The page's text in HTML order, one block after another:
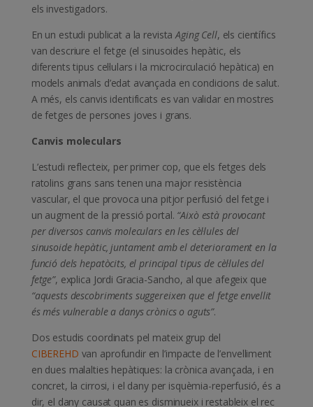
els investigadors.
En un estudi publicat a la revistaAging Cell, els científics
van descriure el fetge (el sinusoides hepàtic, els
diferents tipus cel·lulars i la microcirculació hepàtica) en
models animals d’edat avançada en condicions de salut.
A més, els canvis identificats es van validar en mostres
de fetges de persones joves i grans.
Canvis moleculars
L’estudi reflecteix, per primer cop, que els fetges dels
ratolins grans sans tenen una major resistència
vascular, el que provoca una pitjor perfusió del fetge i
un augment de la pressió portal. “Això està provocant
per diversos canvis moleculars en les cèl·lules del
sinusoide hepàtic, juntament amb el deteriorament en la
funció dels hepatòcits, el principal tipus de cèl·lules del
fetge”, explica Jordi Gracia-Sancho, al que afegeix que
“aquests descobriments suggereixen que el fetge envellit
és més vulnerable a danys crònics o aguts”.
Dos estudis coordinats pel mateix grup del
CIBEREHD van aprofundir en l’impacte de l’envelliment
en dues malalties hepàtiques: la crònica avançada, i en
concret, la cirrosi, i el dany per isquèmia-reperfusió, és a
dir, el dany causat quan es disminueix i restableix el rec